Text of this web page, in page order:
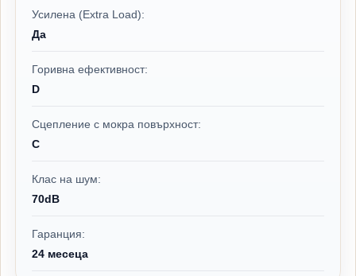
Усилена (Extra Load):
Да
Горивна ефективност:
D
Сцепление с мокра повърхност:
C
Клас на шум:
70dB
Гаранция:
24 месеца